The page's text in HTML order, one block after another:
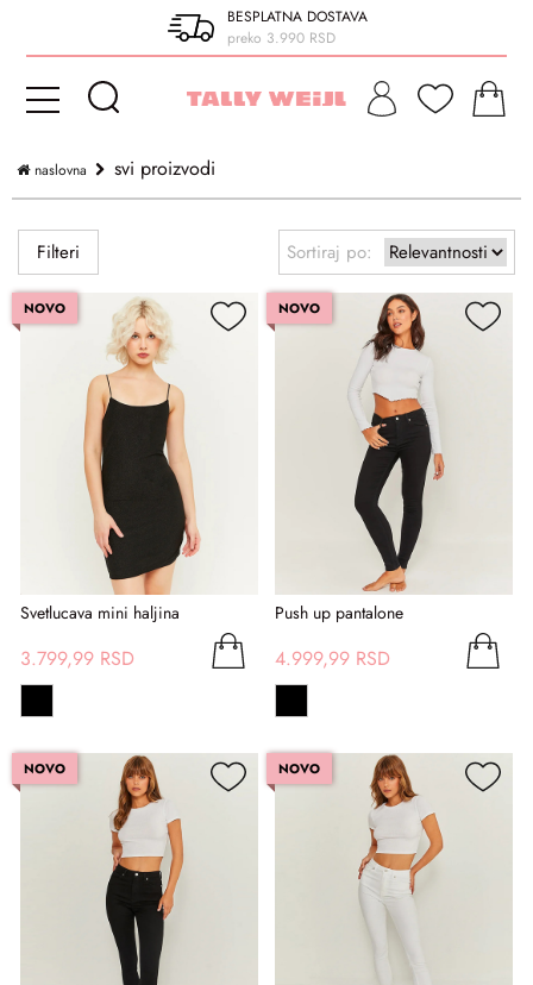
BESPLATNA DOSTAVA
preko 3.990 RSD
naslovna svi proizvodi
Filteri Sortiraj po:
NOVO
Svetlucava mini haljina
3.799,99 RSD
NOVO
Push up pantalone
4.999,99 RSD
NOVO NOVO